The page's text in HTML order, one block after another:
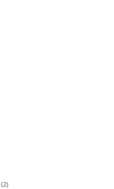
(2)